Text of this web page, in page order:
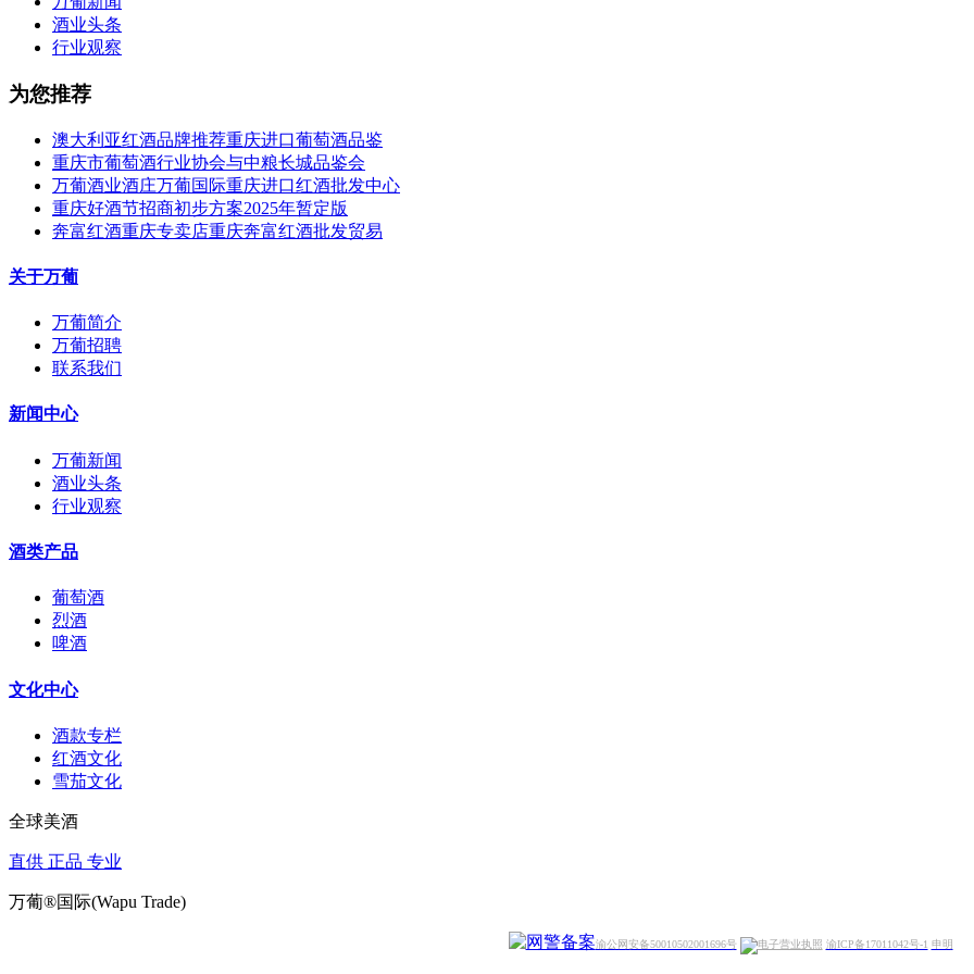
酒业头条
行业观察
为您推荐
澳大利亚红酒品牌推荐重庆进口葡萄酒品鉴
重庆市葡萄酒行业协会与中粮长城品鉴会
万葡酒业酒庄万葡国际重庆进口红酒批发中心
重庆好酒节招商初步方案2025年暂定版
奔富红酒重庆专卖店重庆奔富红酒批发贸易
关于万葡
万葡简介
万葡招聘
联系我们
新闻中心
万葡新闻
酒业头条
行业观察
酒类产品
葡萄酒
烈酒
啤酒
文化中心
酒款专栏
红酒文化
雪茄文化
全球美酒
直供 正品 专业
万葡®国际(Wapu Trade)
渝公网安备50010502001696号 渝ICP备17011042号-1 申明